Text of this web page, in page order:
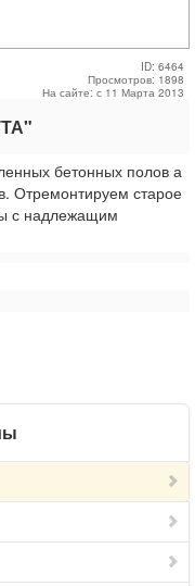
ID: 6464
Просмотров: 1898
На сайте: с 11 Марта 2013
бетонных полов а
Отремонтируем старое
с надлежащим